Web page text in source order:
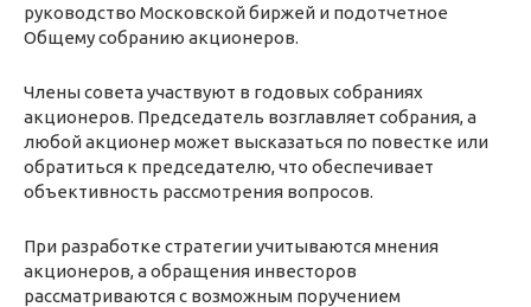
руководство Московской биржей и подотчетное
Общему собранию акционеров.
Члены совета участвуют в годовых собраниях
акционеров. Председатель возглавляет собрания, а
любой акционер может высказаться по повестке или
обратиться к председателю, что обеспечивает
объективность рассмотрения вопросов.
При разработке стратегии учитываются мнения
акционеров, а обращения инвесторов
рассматриваются с возможным поручением